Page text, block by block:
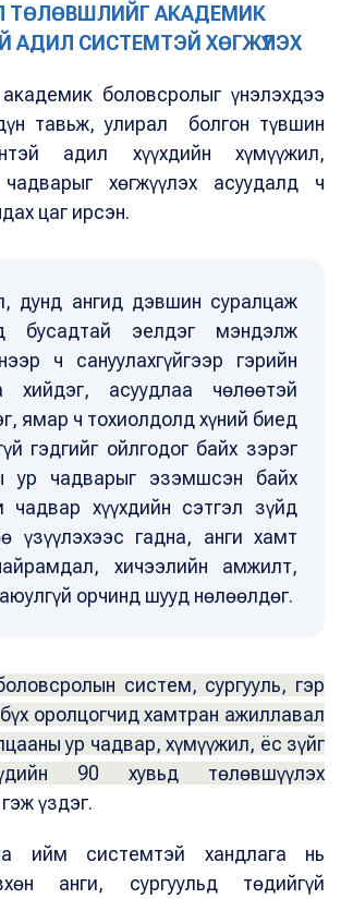
ТӨЛӨВШЛИЙГ АКАДЕМИК
АДИЛ СИСТЕМТЭЙ ХӨГЖҮҮЛЭХ
боловсролыг үнэлэхдээ
тавьж, улирал болгон түвшин
адил хүүхдийн хүмүүжил,
хөгжүүлэх асуудалд ч
цаг ирсэн.
дунд ангид дэвшин суралцаж
бусадтай эелдэг мэндэлж
ч сануулахгүйгээр гэрийн
хийдэг, асуудлаа чөлөөтэй
ямар ч тохиолдолд хүний биед
гэдгийг ойлгодог байх зэрэг
ур чадварыг эзэмшсэн байх
хүүхдийн сэтгэл зүйд
үзүүлэхээс гадна, анги хамт
хичээлийн амжилт,
орчинд шууд нөлөөлдөг.
систем, сургууль, гэр
оролцогчид хамтран ажиллавал
ур чадвар, хүмүүжил, ёс зүйг
90 хувьд төлөвшүүлэх
гэж үздэг.
ийм системтэй хандлага нь
анги, сургуульд төдийгүй